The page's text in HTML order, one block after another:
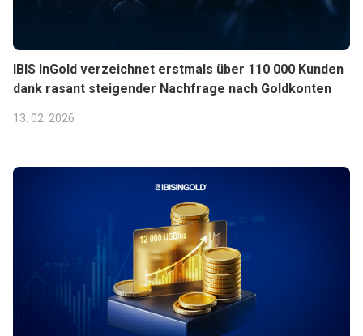
IBIS InGold verzeichnet erstmals über 110 000 Kunden
dank rasant steigender Nachfrage nach Goldkonten
13. 02. 2026